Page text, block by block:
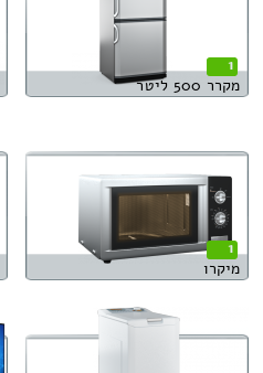
1
מקרר 500 ליטר
1
מיקרו